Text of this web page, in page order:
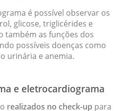
é possível observar os
glicose, triglicérides e
também as funções dos
possíveis doenças como
urinária e anemia.
e eletrocardiograma
realizados no check-up para